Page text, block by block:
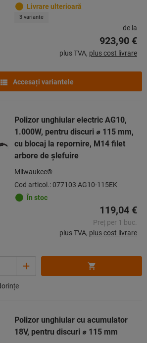
Livrare ulterioară
3 variante
de la
923,90 €
plus TVA, plus cost livrare
Accesaţi variantele
Polizor unghiular electric AG10,
1.000W, pentru discuri ⌀ 115 mm,
cu blocaj la repornire, M14 filet
arbore de şlefuire
Milwaukee®
Cod articol.: 077103 AG10-115EK
În stoc
119,04 €
Preț per 1 buc.
plus TVA, plus cost livrare
Polizor unghiular cu acumulator
18V, pentru discuri ⌀ 115 mm